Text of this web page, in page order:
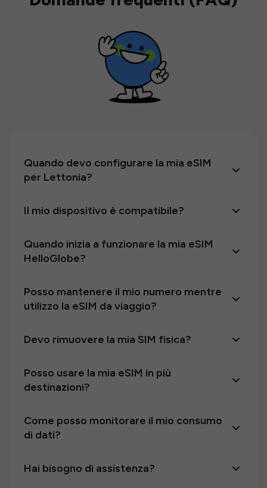
Quando devo configurare la mia eSIM
per Lettonia?
Il mio dispositivo è compatibile?
Quando inizia a funzionare la mia eSIM
HelloGlobe?
Posso mantenere il mio numero mentre
utilizzo la eSIM da viaggio?
Devo rimuovere la mia SIM fisica?
Posso usare la mia eSIM in più
destinazioni?
Come posso monitorare il mio consumo
di dati?
Hai bisogno di assistenza?